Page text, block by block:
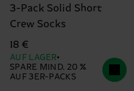
3-Pack Solid Short
Crew Socks
18 €
AUF LAGER
SPARE MIND. 20 %
AUF 3ER-PACKS